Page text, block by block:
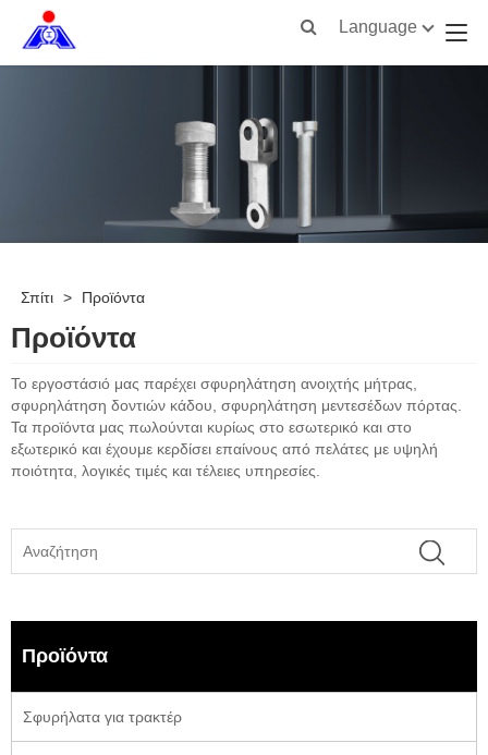
Language
Σπίτι > Προϊόντα
Προϊόντα
Το εργοστάσιό μας παρέχει σφυρηλάτηση ανοιχτής μήτρας,
σφυρηλάτηση δοντιών κάδου, σφυρηλάτηση μεντεσέδων πόρτας.
Τα προϊόντα μας πωλούνται κυρίως στο εσωτερικό και στο
εξωτερικό και έχουμε κερδίσει επαίνους από πελάτες με υψηλή
ποιότητα, λογικές τιμές και τέλειες υπηρεσίες.
Προϊόντα
Σφυρήλατα για τρακτέρ